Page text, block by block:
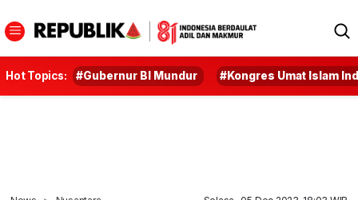
Hot Topics: #Gubernur BI Mundur #Kongres Umat Islam